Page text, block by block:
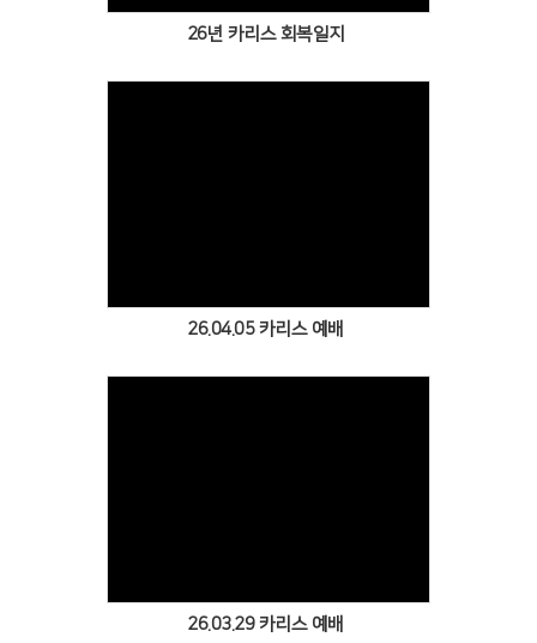
26년 카리스 회복일지
26.04.05 카리스 예배
26.03.29 카리스 예배